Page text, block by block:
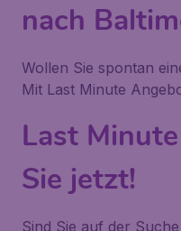
nach
Wollen Sie spontan
Mit Last Minute
Last
Sie jetzt!
Sind Sie auf der